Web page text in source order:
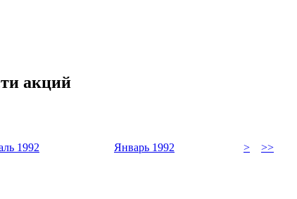
акций
1992 Январь 1992 >
>>